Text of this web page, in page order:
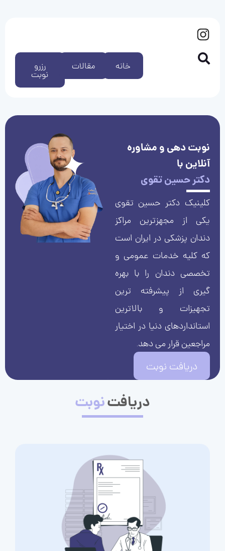
رزرو
نوبت
مقالات خانه
نوبت دهی و مشاوره
آنلاین با
دکتر حسین تقوی
کلینیک دکتر حسین تقوی
یکی از مجهزترین مراکز
دندان پزشکی در ایران است
که کلیه خدمات عمومی و
تخصصی دندان را با بهره
گیری از پیشرفته ترین
تجهیزات و بالاترین
استانداردهای دنیا در اختیار
مراجعین قرار می دهد.
دریافت نوبت
دریافتنوبت